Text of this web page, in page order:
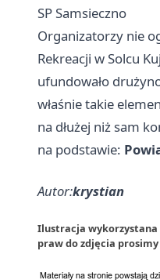
SP Samsieczno
Organizatorzy nie
Rekreacji w Solcu
ufundowało
właśnie takie
na dłużej niż sam
na podstawie:
Autor:krystian
Ilustracja wykorzystana
praw do zdjęcia prosimy